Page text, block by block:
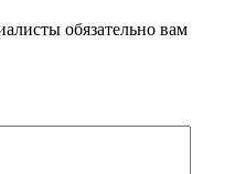
обязательно вам